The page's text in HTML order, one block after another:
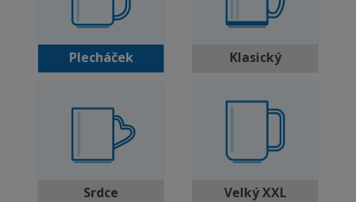
Plecháček Klasický
Srdce Velký XXL